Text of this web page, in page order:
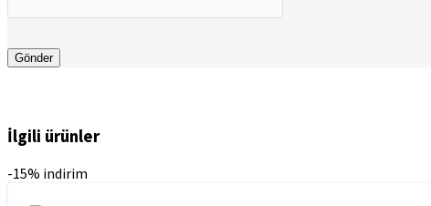
İlgili ürünler
-15% indirim